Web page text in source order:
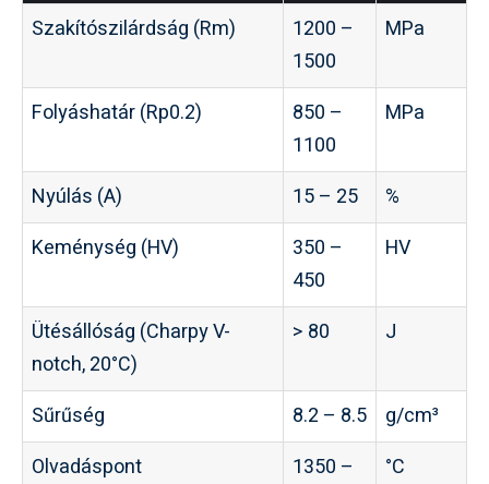
Szakítószilárdság (Rm)
1200 –
1500
MPa
Folyáshatár (Rp0.2)
850 –
1100
MPa
Nyúlás (A) 15 – 25
%
Keménység (HV)
350 –
450
HV
Ütésállóság (Charpy V-
notch, 20°C)
> 80 J
Sűrűség 8.2 – 8.5
g/cm³
Olvadáspont
1350 –
°C